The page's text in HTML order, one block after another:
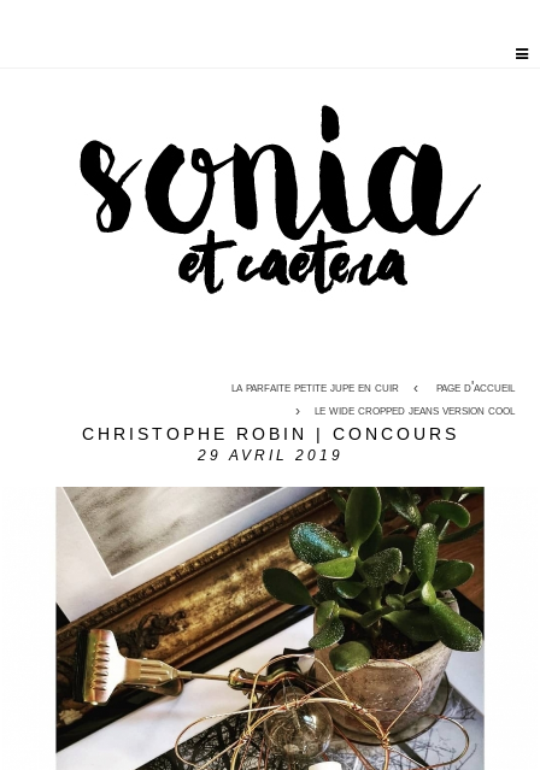
la parfaite petite jupe en cuir
page d'accueil
le wide cropped jeans version cool
CHRISTOPHE ROBIN | CONCOURS
29 AVRIL 2019